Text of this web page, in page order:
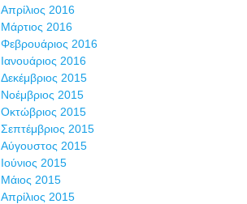
Απρίλιος 2016
Μάρτιος 2016
Φεβρουάριος 2016
Ιανουάριος 2016
Δεκέμβριος 2015
Νοέμβριος 2015
Οκτώβριος 2015
Σεπτέμβριος 2015
Αύγουστος 2015
Ιούνιος 2015
Μάιος 2015
Απρίλιος 2015